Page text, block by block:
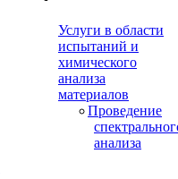
Услуги в области
испытаний и
химического
анализа
материалов
Проведение
анализа